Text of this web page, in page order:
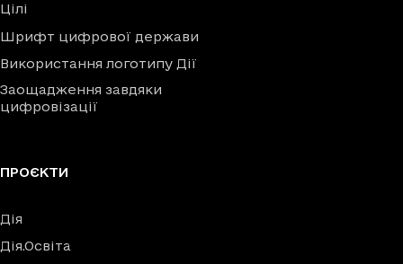
Цілі
Шрифт цифрової держави
Використання логотипу Дії
Заощадження завдяки
цифровізації
ПРОЄКТИ
Дія
Дія.Освіта